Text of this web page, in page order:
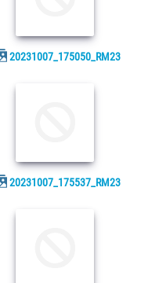
20231007_175050_RM23
20231007_175537_RM23